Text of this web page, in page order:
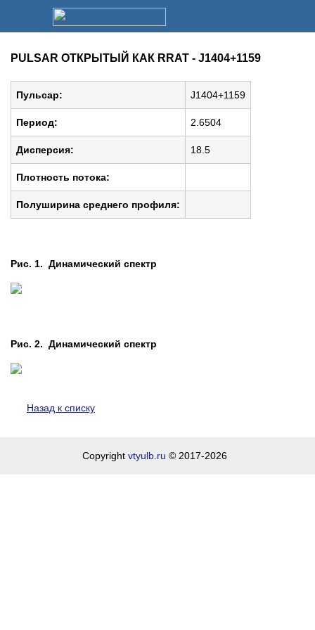
PULSAR ОТКРЫТЫЙ КАК RRAT - J1404+1159
Пульсар: J1404+1159
Период: 2.6504
Дисперсия: 18.5
Плотность потока:
Полуширина среднего профиля:
Рис. 1. Динамический спектр
Рис. 2. Динамический спектр
Назад к списку
Copyright vtyulb.ru © 2017-2026